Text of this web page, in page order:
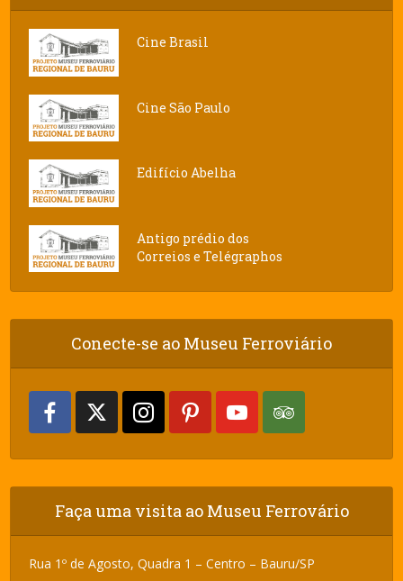
Cine Brasil
Cine São Paulo
Edifício Abelha
Antigo prédio dos
Correios e Telégraphos
Conecte-se ao Museu Ferroviário
Faça uma visita ao Museu Ferrovário
Rua 1º de Agosto, Quadra 1 – Centro – Bauru/SP